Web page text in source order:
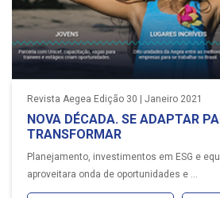
Revista Aegea Edição 30 | Janeiro 2021
NOVA DÉCADA. SE ADAPTAR
TRANSFORMAR
Planejamento, investimentos em ESG e
aproveitara onda de oportunidades e ...